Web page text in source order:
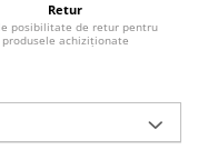
Retur
posibilitate de retur pentru
produsele achiziționate